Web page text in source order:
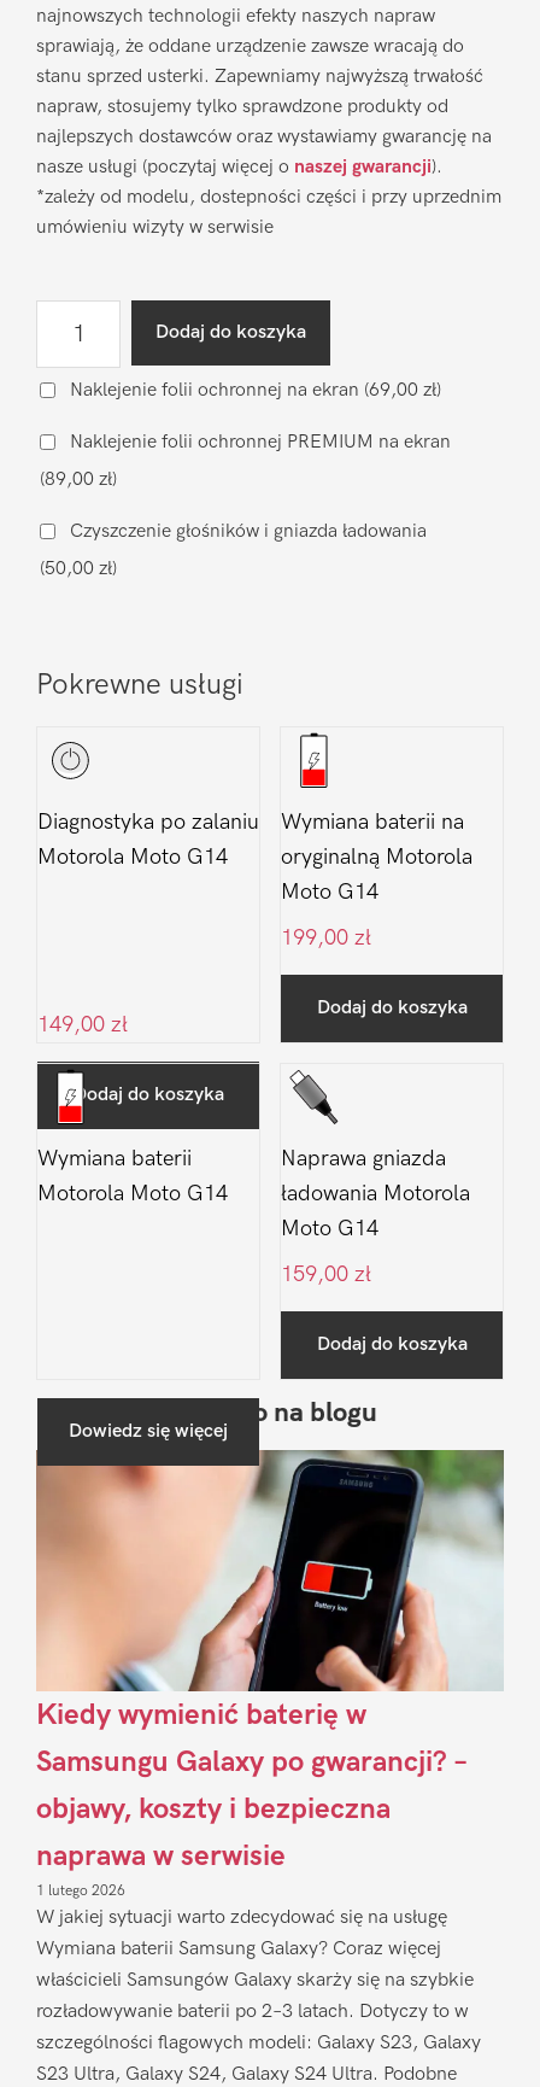
najnowszych technologii efekty naszych napraw
sprawiają, że oddane urządzenie zawsze wracają do
stanu sprzed usterki. Zapewniamy najwyższą trwałość
napraw, stosujemy tylko sprawdzone produkty od
najlepszych dostawców oraz wystawiamy gwarancję na
nasze usługi (poczytaj więcej o naszej gwarancji).
*zależy od modelu, dostepności części i przy uprzednim
umówieniu wizyty w serwisie
wyświetlacza
Moto
G14
Dodaj do koszyka
Naklejenie folii ochronnej na ekran (69,00 zł)
Naklejenie folii ochronnej PREMIUM na ekran
(89,00 zł)
Czyszczenie głośników i gniazda ładowania
(50,00 zł)
Pokrewne usługi
Diagnostyka po zalaniu
Motorola Moto G14
149,00 zł
Dodaj do koszyka
Wymiana baterii na
oryginalną Motorola
Moto G14
199,00 zł
Dodaj do koszyka
Wymiana baterii
Motorola Moto G14
Dowiedz się więcej
Naprawa gniazda
ładowania Motorola
Moto G14
159,00 zł
Dodaj do koszyka
Pierwszy
Sidebar
Ostatnio na blogu
Kiedy wymienić baterię w
Samsungu Galaxy po gwarancji? –
objawy, koszty i bezpieczna
naprawa w serwisie
1 lutego 2026
W jakiej sytuacji warto zdecydować się na usługę
Wymiana baterii Samsung Galaxy? Coraz więcej
właścicieli Samsungów Galaxy skarży się na szybkie
rozładowywanie baterii po 2–3 latach. Dotyczy to w
szczególności flagowych modeli: Galaxy S23, Galaxy
S23 Ultra, Galaxy S24, Galaxy S24 Ultra. Podobne